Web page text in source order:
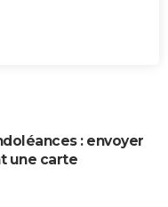
: envoyer
une carte